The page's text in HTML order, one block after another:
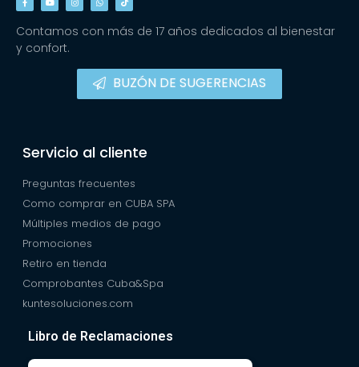
Contamos con más de 17 años dedicados al bienestar
y confort.
BUZÓN DE SUGERENCIAS
Servicio al cliente
Preguntas frecuentes
Como comprar en CUBA SPA
Múltiples medios de pago
Promociones
Retiro en tienda
Comprobantes Cuba&Spa
kuntesoluciones.com
Libro de Reclamaciones